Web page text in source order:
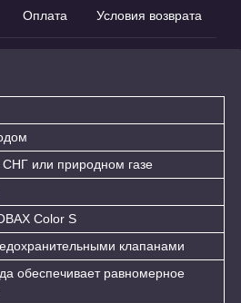
Оплата Условия возврата
или природном газе
Color S
клапанами
обеспечивает равномерное